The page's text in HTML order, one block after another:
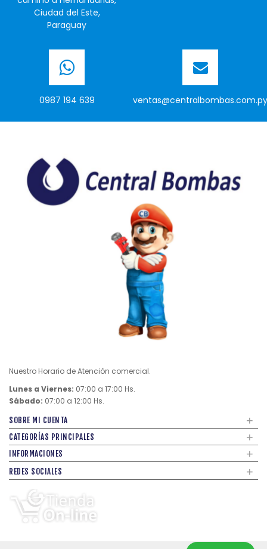
Ciudad del Este,
Paraguay
0987 194 639 ventas@centralbombas.com.py
Nuestro Horario de Atención comercial.
Lunes a Viernes: 07:00 a 17:00 Hs.
Sábado: 07:00 a 12:00 Hs.
SOBRE MI CUENTA +
CATEGORÍAS PRINCIPALES +
INFORMACIONES +
REDES SOCIALES +